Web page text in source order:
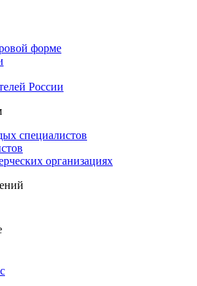
форме
России
специалистов
организациях